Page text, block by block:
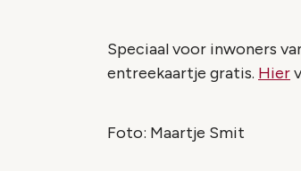
Speciaal voor inwoners
entreekaartje gratis. Hier
Foto: Maartje Smit